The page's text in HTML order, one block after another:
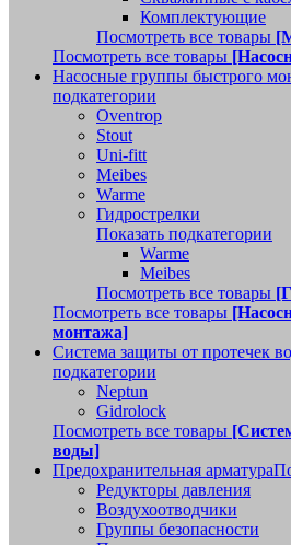
Комплектующие
Посмотреть все товары
Посмотреть все товары
Насосные группы быстрого
подкатегории
Oventrop
Stout
Uni-fitt
Meibes
Warme
Гидрострелки
Показать подкатегории
Warme
Meibes
Посмотреть все товары
Посмотреть все товары
монтажа]
Система защиты от протечек
подкатегории
Neptun
Gidrolock
Посмотреть все товары
воды]
Предохранительная арматура
Редукторы давления
Воздухоотводчики
Группы безопасности